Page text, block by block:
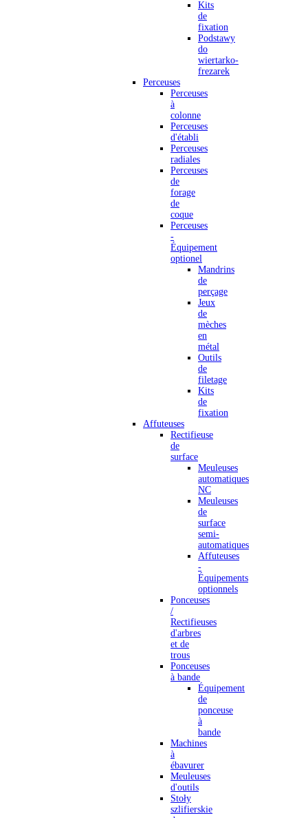
Kits
de
fixation
Podstawy
do
wiertarko-
frezarek
Perceuses
Perceuses
à
colonne
Perceuses
d'établi
Perceuses
radiales
Perceuses
de
forage
de
coque
Perceuses
-
Équipement
optionel
Mandrins
de
perçage
Jeux
de
mèches
en
métal
Outils
de
filetage
Kits
de
fixation
Affuteuses
Rectifieuse
de
surface
Meuleuses
automatiques
NC
Meuleuses
de
surface
semi-
automatiques
Affuteuses
-
Équipements
optionnels
Ponceuses
/
Rectifieuses
d'arbres
et de
trous
Ponceuses
à bande
Équipement
de
ponceuse
à
bande
Machines
à
ébavurer
Meuleuses
d'outils
Stoły
szlifierskie